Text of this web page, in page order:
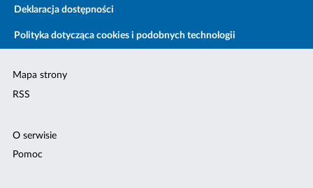
Deklaracja dostępności
Polityka dotycząca cookies i podobnych technologii
Mapa strony
RSS
O serwisie
Pomoc